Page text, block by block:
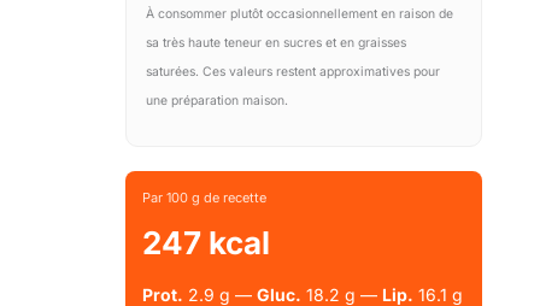
À consommer plutôt occasionnellement en raison de
sa très haute teneur en sucres et en graisses
saturées. Ces valeurs restent approximatives pour
une préparation maison.
Par 100 g de recette
247 kcal
Prot. 2.9 g — Gluc. 18.2 g — Lip. 16.1 g